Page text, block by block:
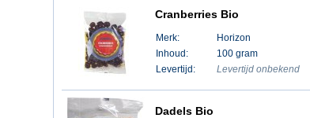
Cranberries Bio
Merk:
Horizon
Inhoud:
100 gram
Levertijd:
Levertijd onbekend
Dadels Bio